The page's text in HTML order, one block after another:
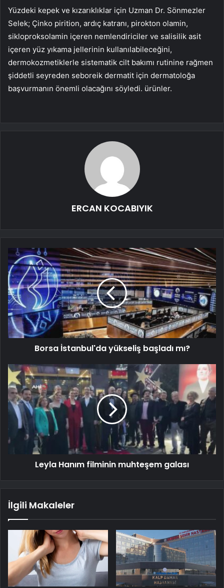
Yüzdeki kepek ve kızarıklıklar için Uzman Dr. Sönmezler
Selek; Çinko pirition, ardıç katranı, pirokton olamin,
sikloproksolamin içeren nemlendiriciler ve salisilik asit
içeren yüz yıkama jellerinin kullanılabileceğini,
dermokozmetiklerle sistematik cilt bakımı rutinine rağmen
şiddetli seyreden seboreik dermatit için dermatoloğa
başvurmanın önemli olacağını söyledi. ürünler.
ERCAN KOCABIYIK
Borsa İstanbul'da yükseliş başladı mı?
Leyla Hanım filminin muhteşem galası
İlgili Makaleler